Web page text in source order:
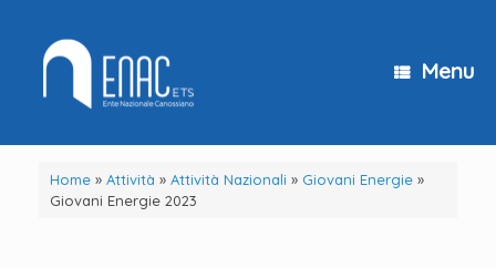
contenuto
Menu
Home» Attività » Attività Nazionali » Giovani Energie»
Giovani Energie 2023